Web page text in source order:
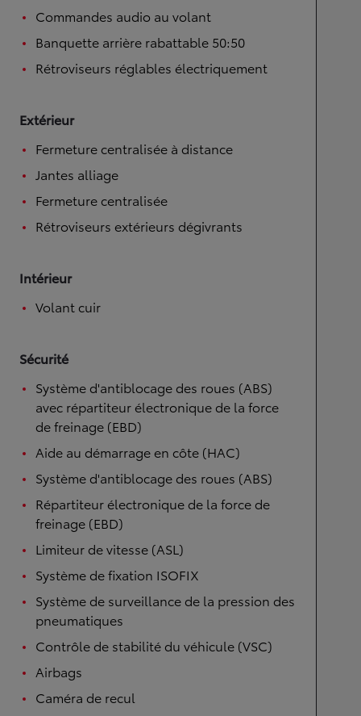
Commandes audio au volant
Banquette arrière rabattable 50:50
Rétroviseurs réglables électriquement
Extérieur
Fermeture centralisée à distance
Jantes alliage
Fermeture centralisée
Rétroviseurs extérieurs dégivrants
Intérieur
Volant cuir
Sécurité
Système d'antiblocage des roues (ABS)
avec répartiteur électronique de la force
de freinage (EBD)
Aide au démarrage en côte (HAC)
Système d'antiblocage des roues (ABS)
Répartiteur électronique de la force de
freinage (EBD)
Limiteur de vitesse (ASL)
Système de fixation ISOFIX
Système de surveillance de la pression des
pneumatiques
Contrôle de stabilité du véhicule (VSC)
Airbags
Caméra de recul